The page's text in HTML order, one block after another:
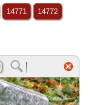
14771 14772